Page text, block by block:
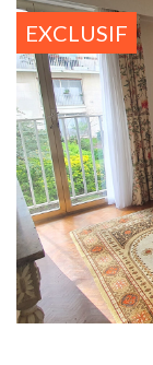
EXCLUSIF